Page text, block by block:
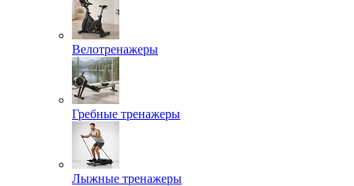
Велотренажеры
Гребные тренажеры
Лыжные тренажеры